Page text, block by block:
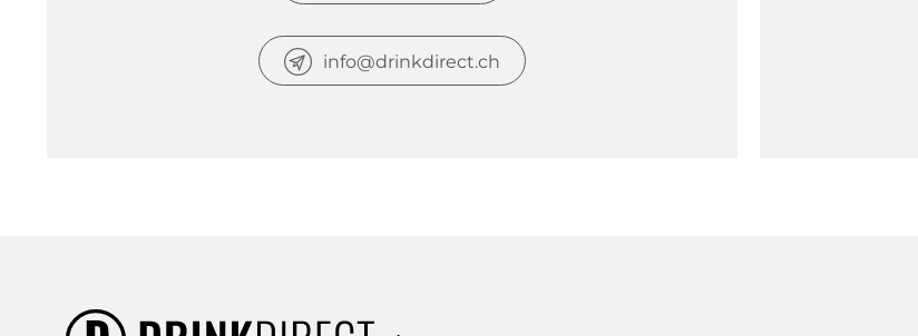
info@drinkdirect.ch